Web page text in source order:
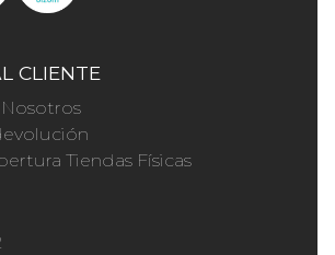
CLIENTE
Tiendas Físicas